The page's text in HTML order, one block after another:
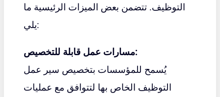
التوظيف. تتضمن بعض الميزات الرئيسية ما
يلي:
مسارات عمل قابلة للتخصيص:
يُسمح للمؤسسات بتخصيص سير عمل
التوظيف الخاص بها لتتوافق مع عمليات